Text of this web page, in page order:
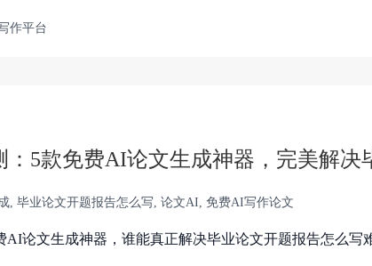
作平台
：5款免费AI论文生成神器，完美解
, 毕业论文开题报告怎么写, 论文AI, 免费AI写作论文
AI论文生成神器，谁能真正解决毕业论文开题报告怎么写